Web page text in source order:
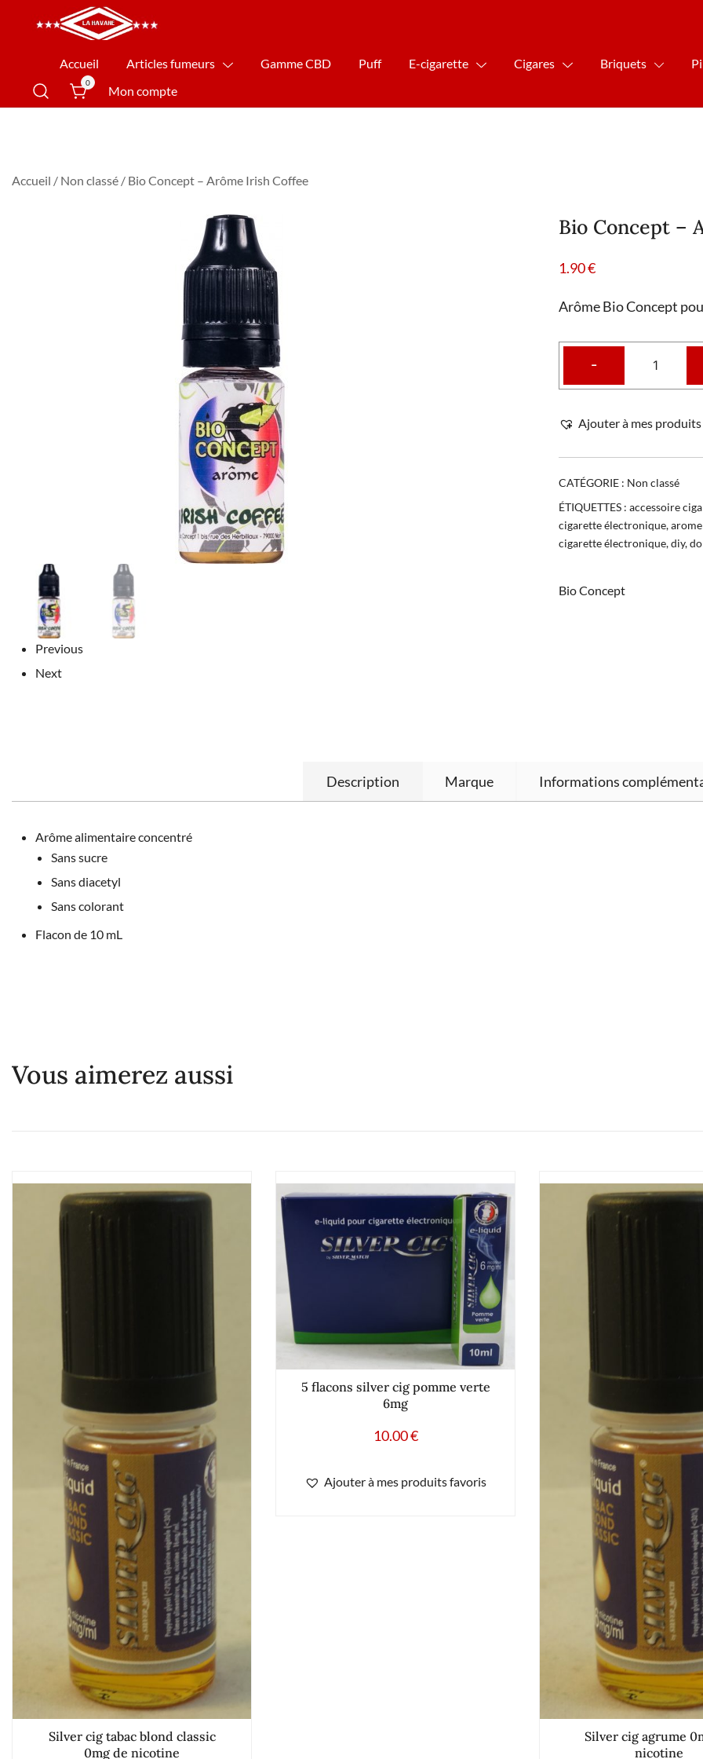
La Havane Nîmes
Accueil Articles fumeurs Gamme CBD Puff E-cigarette Cigares Briquets
0
Mon compte
Accueil / Non classé / Bio Concept – Arôme Irish Coffee
Previous
Next
Bio Concept –
1.90€
Arôme Bio Concept
-
Ajouter à mes
CATÉGORIE : Non classé
ÉTIQUETTES : accessoire
cigarette électronique,
cigarette électronique,diy,
Bio Concept
Description Marque Informations
Arôme alimentaire concentré
Sans sucre
Sans diacetyl
Sans colorant
Flacon de 10 mL
Vous aimerez aussi
Silver cig tabac blond classic
0mg de nicotine
5 flacons silver cig pomme verte
6mg
10.00€
Ajouter à mes produits favoris
Silver cig agrume
nicotine